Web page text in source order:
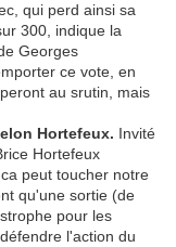
qui perd ainsi sa
300, indique la
Georges
ce vote, en
au srutin, mais
Hortefeux. Invité
Hortefeux
peut toucher notre
qu'une sortie (de
pour les
l'action du